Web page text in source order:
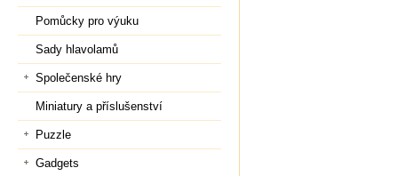
Pomůcky pro výuku
Sady hlavolamů
Společenské hry
Miniatury a příslušenství
Puzzle
Gadgets